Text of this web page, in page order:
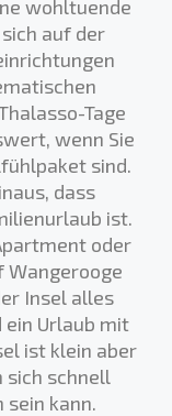
wohltuende
auf der
Tage
wenn Sie
sind.
dass
ist.
oder
Wangerooge
Insel alles
Urlaub mit
ist klein aber
sich schnell
kann.